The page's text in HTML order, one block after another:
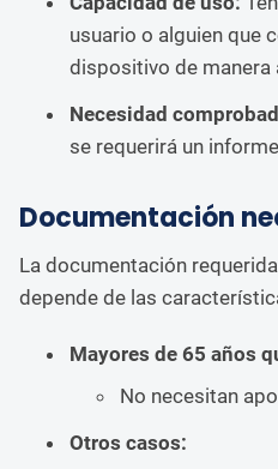
usuario o alguien que
dispositivo de manera
Necesidad
se requerirá un
Documentación
La documentación
depende de las
Mayores de 65 años
No necesitan
Otros casos: